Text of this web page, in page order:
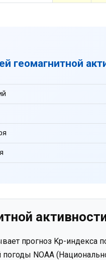
геомагнитной
прогноз Kp-индекса
NOAA